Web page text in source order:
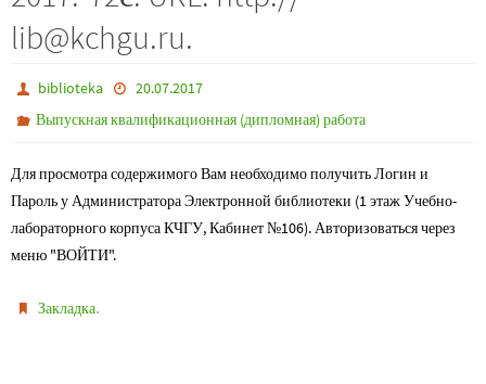
lib@kchgu.ru.
biblioteka
20.07.2017
Выпускная квалификационная (дипломная) работа
Для просмотра содержимого Вам необходимо получить Логин и
Пароль у Администратора Электронной библиотеки (1 этаж Учебно-
лабораторного корпуса КЧГУ, Кабинет №106). Авторизоваться через
меню "ВОЙТИ".
Закладка.